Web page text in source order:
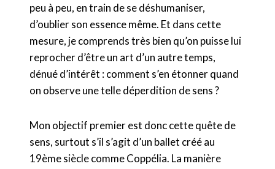
peu à peu, en train de se déshumaniser,
d’oublier son essence même. Et dans cette
mesure, je comprends très bien qu’on puisse lui
reprocher d’être un art d’un autre temps,
dénué d’intérêt : comment s’en étonner quand
on observe une telle déperdition de sens ?
Mon objectif premier est donc cette quête de
sens, surtout s’il s’agit d’un ballet créé au
19ème siècle comme Coppélia. La manière